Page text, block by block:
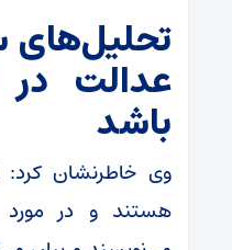
تحلیل‌های
عدالت در
باشد
وی خاطرنشان کرد:
هستند و در